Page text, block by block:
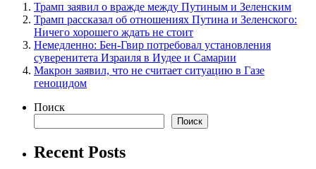
Трамп заявил о вражде между Путиным и Зеленским
Трамп рассказал об отношениях Путина и Зеленского:
Ничего хорошего ждать не стоит
Немедленно: Бен-Гвир потребовал установления
суверенитета Израиля в Иудее и Самарии
Макрон заявил, что не считает ситуацию в Газе
геноцидом
Поиск
Поиск
Recent Posts